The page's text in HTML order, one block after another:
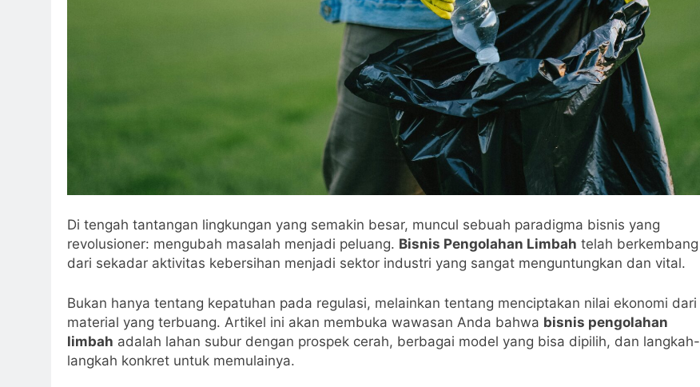
Di tengah tantangan lingkungan yang semakin besar, muncul sebuah paradigma bisnis yang
revolusioner: mengubah masalah menjadi peluang. Bisnis Pengolahan Limbah telah berkembang
dari sekadar aktivitas kebersihan menjadi sektor industri yang sangat menguntungkan dan vital.
Bukan hanya tentang kepatuhan pada regulasi, melainkan tentang menciptakan nilai ekonomi dari
material yang terbuang. Artikel ini akan membuka wawasan Anda bahwa bisnis pengolahan
limbah adalah lahan subur dengan prospek cerah, berbagai model yang bisa dipilih, dan langkah-
langkah konkret untuk memulainya.